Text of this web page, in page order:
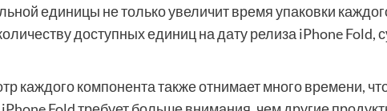
единицы не только увеличит время упаковки
доступных единиц на дату релиза iPhone Fold,
каждого компонента также отнимает много времени,